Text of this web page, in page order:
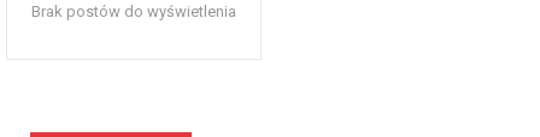
Brak postów do wyświetlenia